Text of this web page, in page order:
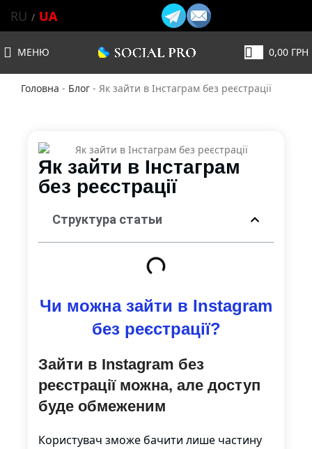
RU UA
МЕНЮ 0,00 ГРН
Головна - Блог - Як зайти в Інстаграм без реєстрації
Як зайти в Інстаграм
без реєстрації
Структура статьи
Чи можна зайти в Instagram
без реєстрації?
Зайти в Instagram без
реєстрації можна, але доступ
буде обмеженим
Користувач зможе бачити лише частину